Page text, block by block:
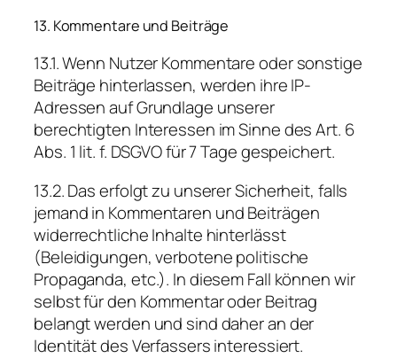
13. Kommentare und Beiträge
13.1. Wenn Nutzer Kommentare oder sonstige
Beiträge hinterlassen, werden ihre IP-
Adressen auf Grundlage unserer
berechtigten Interessen im Sinne des Art. 6
Abs. 1 lit. f. DSGVO für 7 Tage gespeichert.
13.2. Das erfolgt zu unserer Sicherheit, falls
jemand in Kommentaren und Beiträgen
widerrechtliche Inhalte hinterlässt
(Beleidigungen, verbotene politische
Propaganda, etc.). In diesem Fall können wir
selbst für den Kommentar oder Beitrag
belangt werden und sind daher an der
Identität des Verfassers interessiert.